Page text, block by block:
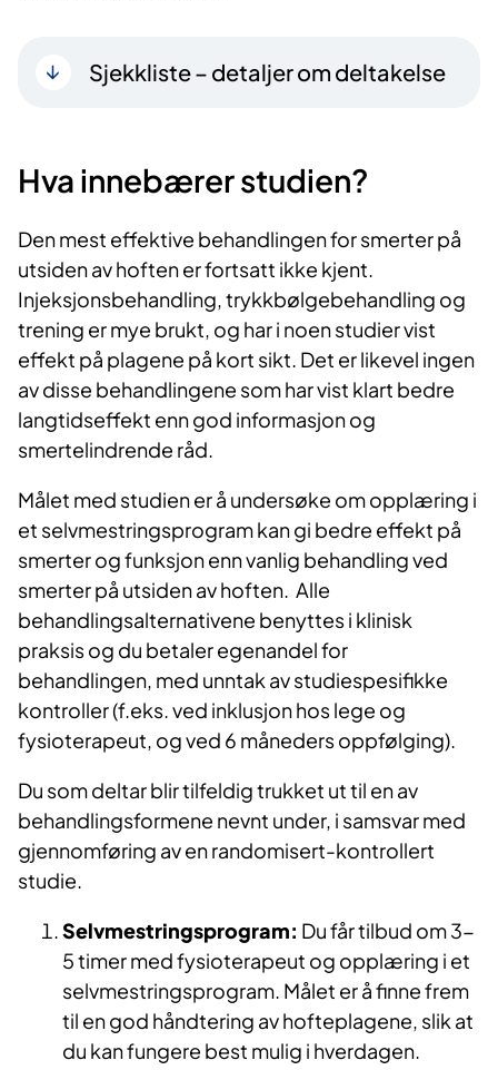
Sjekkliste – detaljer om deltakelse
Hva innebærer studien?
Den mest effektive behandlingen for smerter på
utsiden av hoften er fortsatt ikke kjent.
Injeksjonsbehandling, trykkbølgebehandling og
trening er mye brukt, og har i noen studier vist
effekt på plagene på kort sikt. Det er likevel ingen
av disse behandlingene som har vist klart bedre
langtidseffekt enn god informasjon og
smertelindrende råd.
Målet med studien er å undersøke om opplæring i
et selvmestringsprogram kan gi bedre effekt på
smerter og funksjon enn vanlig behandling ved
smerter på utsiden av hoften. Alle
behandlingsalternativene benyttes i klinisk
praksis og du betaler egenandel for
behandlingen, med unntak av studiespesifikke
kontroller (f.eks. ved inklusjon hos lege og
fysioterapeut, og ved 6 måneders oppfølging).
Du som deltar blir tilfeldig trukket ut til en av
behandlingsformene nevnt under, i samsvar med
gjennomføring av en randomisert-kontrollert
studie.
Selvmestringsprogram: Du får tilbud om 3-
5 timer med fysioterapeut og opplæring i et
selvmestringsprogram. Målet er å finne frem
til en god håndtering av hofteplagene, slik at
du kan fungere best mulig i hverdagen.